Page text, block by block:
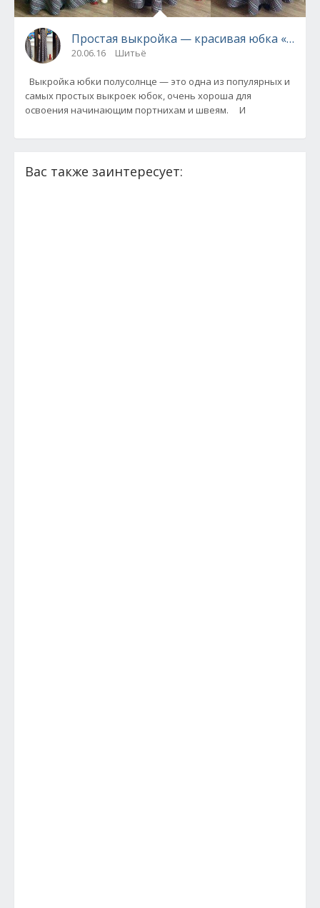
Простая выкройка — красивая юбка
20.06.16 Шитьё
Выкройка юбки полусолнце — это одна из популярных и
самых простых выкроек юбок, очень хороша для
освоения начинающим портнихам и швеям. И
Вас также заинтересует: